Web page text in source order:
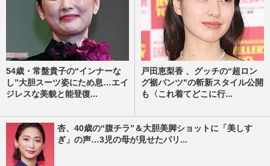
54歳・常盤貴子の“インナーな
し”大胆スーツ姿にため息…エイ
ジレスな美貌と能登復...
戸田恵梨香 、グッチの“超ロン
グ裾パンツ"の斬新スタイル公開
も〈これ着てどこに行...
杏、40歳の“腹チラ”＆大胆美脚ショットに「美しす
ぎ」の声…3児の母が見せたパリ...